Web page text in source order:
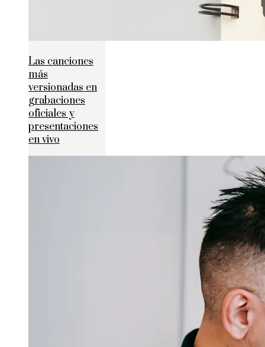
Las canciones
más
versionadas en
grabaciones
oficiales y
presentaciones
en vivo